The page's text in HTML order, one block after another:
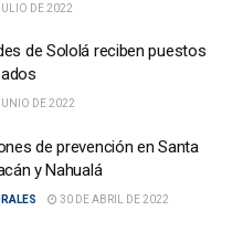
DE 2022
de Sololá reciben puestos
DE 2022
de prevención en Santa
y Nahualá
30 DE ABRIL DE 2022